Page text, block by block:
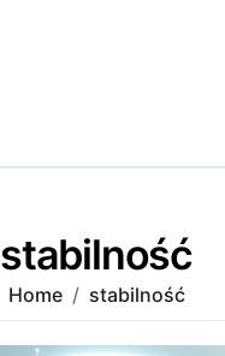
stabilność
Home stabilność